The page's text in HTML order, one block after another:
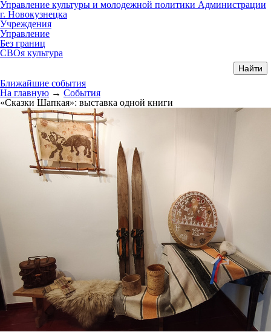
Управление культуры и молодежной политики Администрации
г. Новокузнецка
Учреждения
Управление
Без границ
СВОя культура
Ближайшие события
На главную → События
«Сказки Шапкая»: выставка одной книги